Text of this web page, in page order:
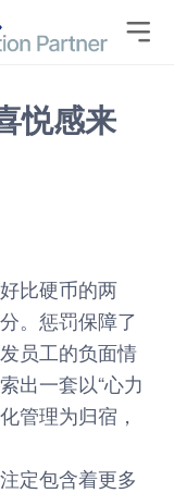

悦感来
比硬币的两
。惩罚保障了
员工的负面情
出一套以“心力
管理为归宿，
定包含着更多